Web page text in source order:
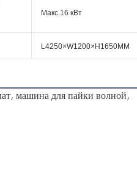
Макс.16 кВт
L4250×W1200×H1650MM